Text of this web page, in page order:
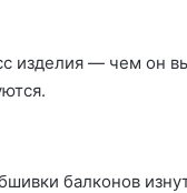
изделия — чем он
балконов